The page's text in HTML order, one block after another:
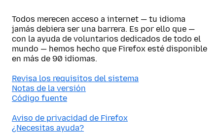
Todos merecen acceso a internet — tu idioma
jamás debiera ser una barrera. Es por ello que —
con la ayuda de voluntarios dedicados de todo el
mundo — hemos hecho que Firefox esté disponible
en más de 90 idiomas.
Revisa los requisitos del sistema
Notas de la versión
Código fuente
Aviso de privacidad de Firefox
¿Necesitas ayuda?